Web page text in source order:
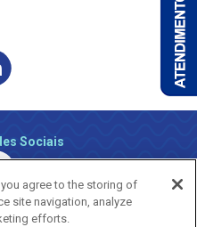
Sociais
agree to the storing of
site navigation, analyze
efforts.